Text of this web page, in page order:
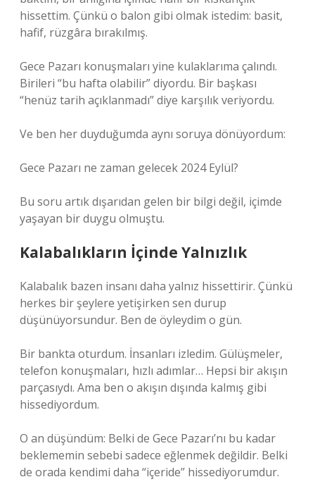
hissettim. Çünkü o balon gibi olmak istedim: basit,
hafif, rüzgâra bırakılmış.
Gece Pazarı konuşmaları yine kulaklarıma çalındı.
Birileri “bu hafta olabilir” diyordu. Bir başkası
“henüz tarih açıklanmadı” diye karşılık veriyordu.
Ve ben her duyduğumda aynı soruya dönüyordum:
Gece Pazarı ne zaman gelecek 2024 Eylül?
Bu soru artık dışarıdan gelen bir bilgi değil, içimde
yaşayan bir duygu olmuştu.
Kalabalıkların İçinde Yalnızlık
Kalabalık bazen insanı daha yalnız hissettirir. Çünkü
herkes bir şeylere yetişirken sen durup
düşünüyorsundur. Ben de öyleydim o gün.
Bir bankta oturdum. İnsanları izledim. Gülüşmeler,
telefon konuşmaları, hızlı adımlar… Hepsi bir akışın
parçasıydı. Ama ben o akışın dışında kalmış gibi
hissediyordum.
O an düşündüm: Belki de Gece Pazarı’nı bu kadar
beklememin sebebi sadece eğlenmek değildir. Belki
de orada kendimi daha “içeride” hissediyorumdur.